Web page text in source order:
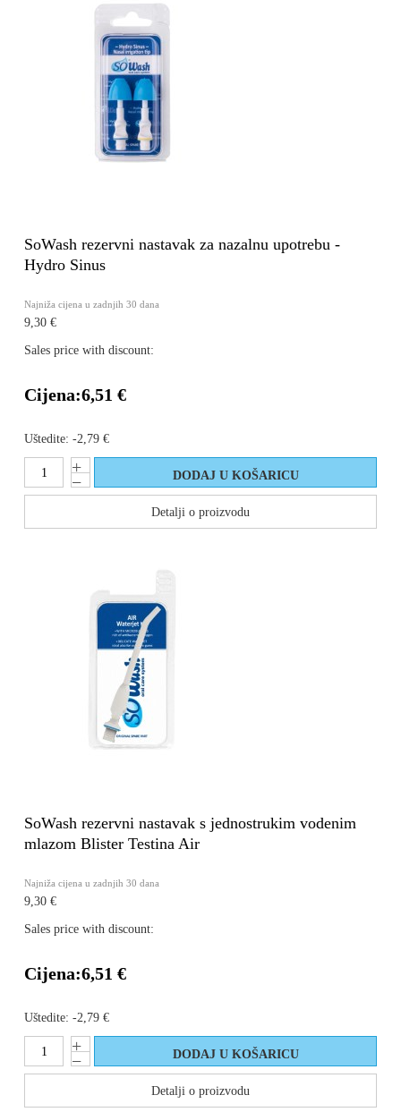
SoWash rezervni nastavak za nazalnu upotrebu -
Hydro Sinus
Najniža cijena u zadnjih 30 dana
9,30 €
Sales price with discount:
Cijena:6,51 €
Uštedite: -2,79 €
Detalji o proizvodu
SoWash rezervni nastavak s jednostrukim vodenim
mlazom Blister Testina Air
Najniža cijena u zadnjih 30 dana
9,30 €
Sales price with discount:
Cijena:6,51 €
Uštedite: -2,79 €
Detalji o proizvodu